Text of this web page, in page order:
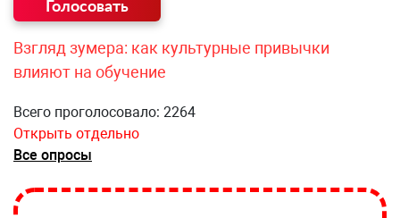
Взгляд зумера: как культурные привычки
влияют на обучение
Всего проголосовало: 2264
Открыть отдельно
Все опросы